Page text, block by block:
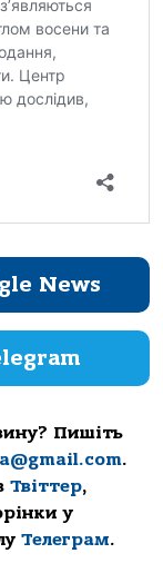
News
Пишіть
.
Твіттер,
у
Телеграм.